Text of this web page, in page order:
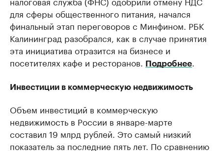
для сферы общественного питания, начался
финальный этап переговоров с Минфином. РБК
Калининград разобрался, как в случае принятия
эта инициатива отразится на бизнесе и
посетителях кафе и ресторанов.
Подробнее
Инвестиции в коммерческую недвижимость
Объем инвестиций в коммерческую
недвижимость в России в январе-марте
составил 19 млрд рублей. Это самый низкий
показатель за последние пять лет. По сравнению